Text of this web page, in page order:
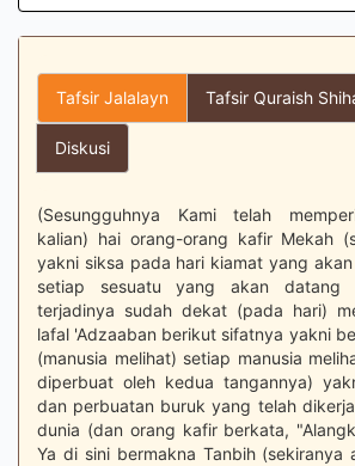
Tafsir Jalalayn Tafsir Quraish
Diskusi
(Sesungguhnya Kami telah
kalian) hai orang-orang kafir Mekah
yakni siksa pada hari kiamat yang
setiap sesuatu yang akan datang
terjadinya sudah dekat (pada hari)
lafal 'Adzaaban berikut sifatnya yakni
(manusia melihat) setiap manusia
diperbuat oleh kedua tangannya)
dan perbuatan buruk yang telah
dunia (dan orang kafir berkata,
Ya di sini bermakna Tanbih (sekiranya